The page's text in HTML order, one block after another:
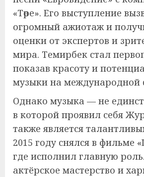
«Төре». Его выступление
огромный ажиотаж и
оценки от экспертов и
мира. Темирбек стал
показав красоту и
музыки на международной
Однако музыка — не
в которой проявил себя
также является
2015 году снялся в фильме
где исполнил главную
актёрское мастерство и